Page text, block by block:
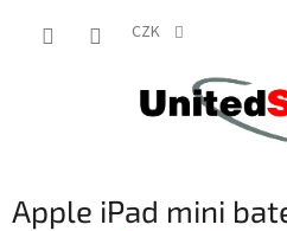
CZK
Apple iPad mini